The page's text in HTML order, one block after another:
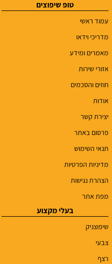
טופ שיפוצים
עמוד ראשי
מדריכי וידאו
מאמרים ומידע
אזורי שירות
חוזים והסכמים
אודות
יצירת קשר
פרסום באתר
תנאי השימוש
מדיניות הפרטיות
הצהרת נגישות
מפת אתר
בעלי מקצוע
שיפוצניק
צבעי
רצף